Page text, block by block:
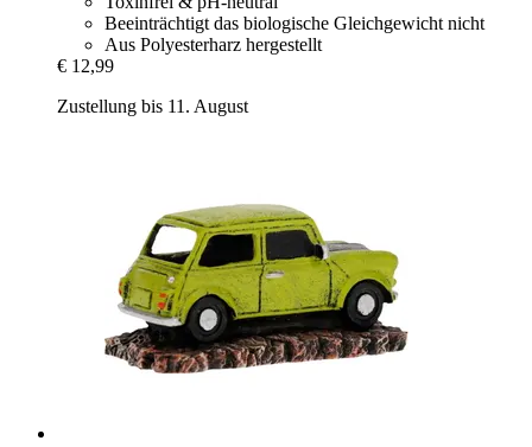
Beeinträchtigt das biologische Gleichgewicht nicht
Aus Polyesterharz hergestellt
€ 12,99
Zustellung bis 11. August